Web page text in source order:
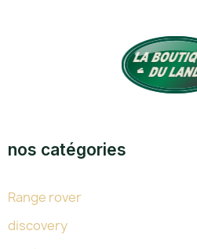
nos catégories
Range rover
discovery